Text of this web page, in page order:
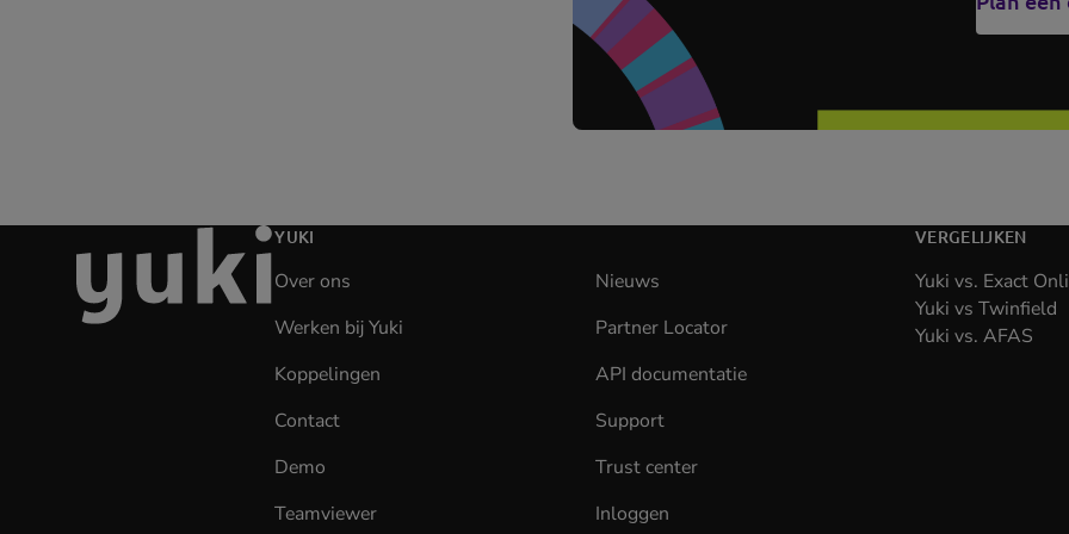
de
homepage
YUKI
Over ons
Nieuws
Werken bij Yuki
Partner Locator
Koppelingen
API documentatie(opens
Contact
Support
Demo
Trust center
Teamviewer
Inloggen
VERGELIJKEN
Yuki vs. Exact
Yuki vs Twinfield
Yuki vs. AFAS